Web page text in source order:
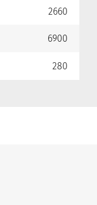
2660
6900
280